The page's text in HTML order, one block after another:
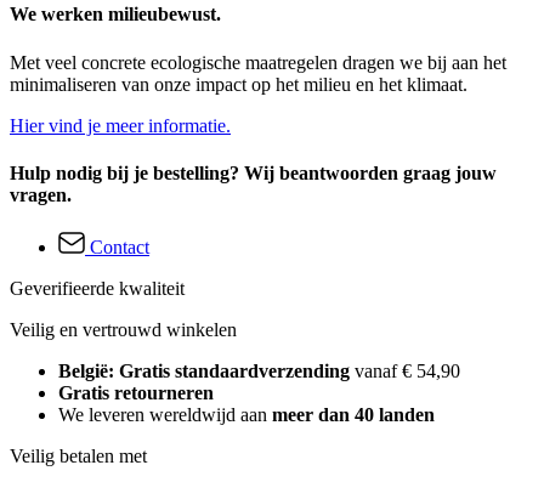
We werken milieubewust.
Met veel concrete ecologische maatregelen dragen we bij aan het
minimaliseren van onze impact op het milieu en het klimaat.
Hier vind je meer informatie.
Hulp nodig bij je bestelling? Wij beantwoorden graag jouw
vragen.
Contact
Geverifieerde kwaliteit
Veilig en vertrouwd winkelen
België: Gratis standaardverzending vanaf € 54,90
Gratis retourneren
We leveren wereldwijd aan meer dan 40 landen
Veilig betalen met